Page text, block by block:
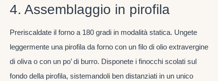
4. Assemblaggio in pirofila
Preriscaldate il forno a 180 gradi in modalità statica. Ungete
leggermente una pirofila da forno con un filo di olio extravergine
di oliva o con un po’ di burro. Disponete i finocchi scolati sul
fondo della pirofila, sistemandoli ben distanziati in un unico